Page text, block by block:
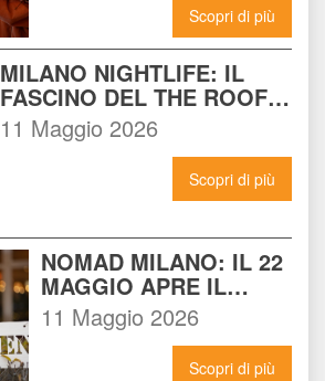
Scopri di più
MILANO NIGHTLIFE: IL
FASCINO DEL THE ROOF
14 INCONTRA L'ENERGIA
DEL NOMAD
11 Maggio 2026
Scopri di più
NOMAD MILANO: IL 22
MAGGIO APRE IL
LOCALE CHE
CAMBIERÀ I VENERDÌ
SERA A MILANO
11 Maggio 2026
Scopri di più